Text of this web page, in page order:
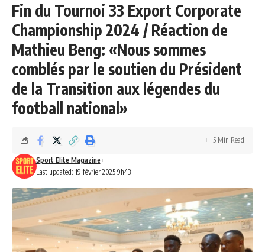
Fin du Tournoi 33 Export Corporate
Championship 2024 / Réaction de
Mathieu Beng: «Nous sommes
comblés par le soutien du Président
de la Transition aux légendes du
football national»
Last updated: 19 février 2025 9h43
Sport Elite Magazine
5 Min Read